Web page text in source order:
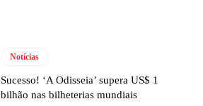
Notícias
Sucesso! ‘A Odisseia’ supera US$ 1
bilhão nas bilheterias mundiais